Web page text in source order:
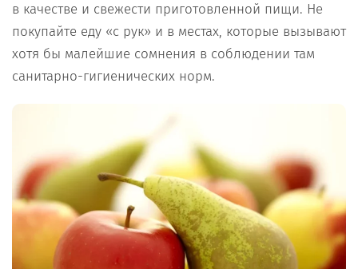
в качестве и свежести приготовленной пищи. Не
покупайте еду «с рук» и в местах, которые вызывают
хотя бы малейшие сомнения в соблюдении там
санитарно-гигиенических норм.